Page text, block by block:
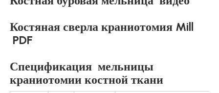
Костяная сверла краниотомия Mill
PDF
Спецификация мельницы
краниотомии костной ткани